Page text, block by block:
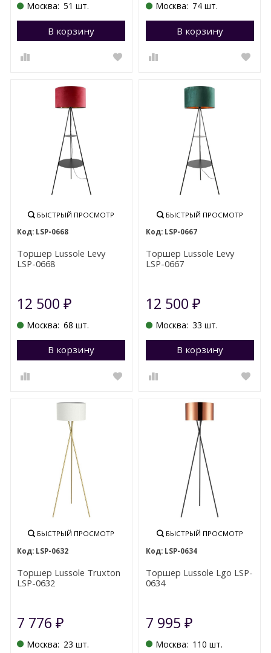
Москва: 51 шт.
В корзину Перейти в корзину
Москва: 74 шт.
В корзину
БЫСТРЫЙ ПРОСМОТР
LSP-0668
Торшер Lussole Levy
LSP-0668
12 500₽
Москва: 68 шт.
В корзину Перейти в корзину
БЫСТРЫЙ ПРОСМОТР
LSP-0667
Торшер Lussole Levy
LSP-0667
12 500 ₽
Москва: 33 шт.
В корзину
БЫСТРЫЙ ПРОСМОТР
LSP-0632
Торшер Lussole Truxton
LSP-0632
7 776₽
Москва: 23 шт.
БЫСТРЫЙ ПРОСМОТР
LSP-0634
Торшер Lussole Lgo LSP-
0634
7 995 ₽
Москва: 110 шт.